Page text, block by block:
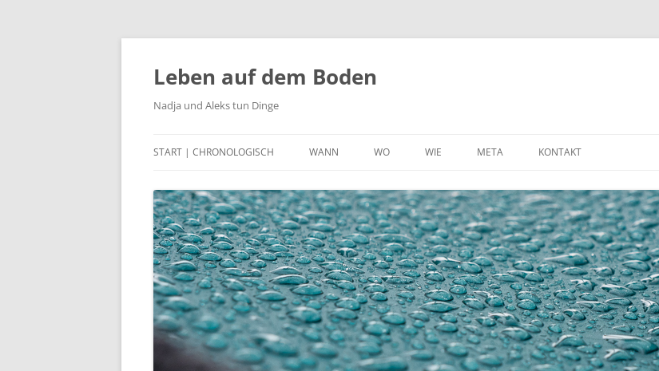
Zum
springen
Leben auf dem Boden
Nadja und Aleks tun Dinge
START | CHRONOLOGISCH WANN
2022
2021
2020
2015
WO
DÄNEMARK
DEUTSCHLAND
FRANKREICH
NIEDERLANDE
NORWEGEN
WIE
ORTSFEST
ZU FUSS
WOMO
AUTO
META
NUN MIT EIGENER WEBSEITE!
(P)RECAP
TECHNIK
ÜBER UNS
KONTAKT
DATENSCHUTZERKLÄRUNG